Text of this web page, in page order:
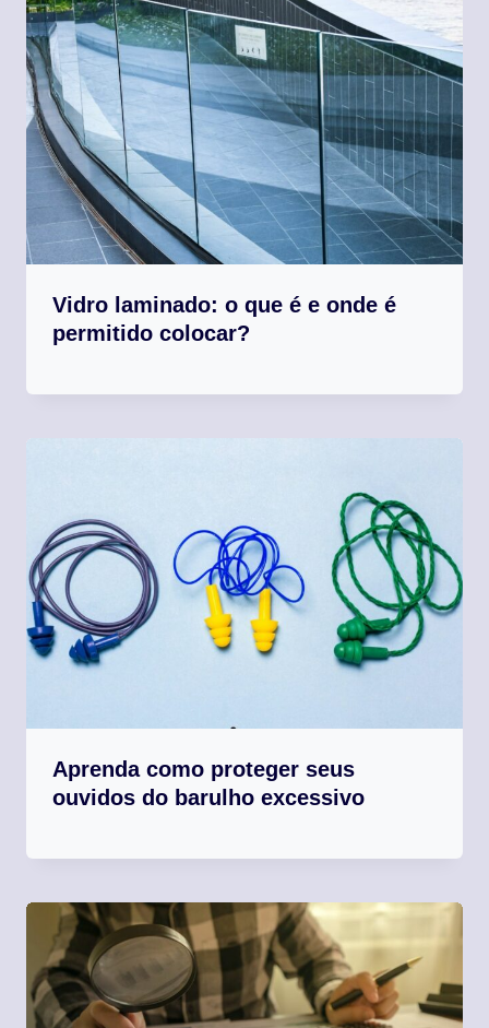
Vidro laminado: o que é e onde é
permitido colocar?
Aprenda como proteger seus
ouvidos do barulho excessivo